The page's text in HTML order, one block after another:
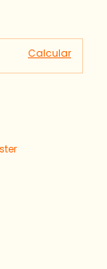
Calcular